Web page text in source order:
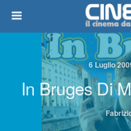
6 Luglio
In Bruges Di